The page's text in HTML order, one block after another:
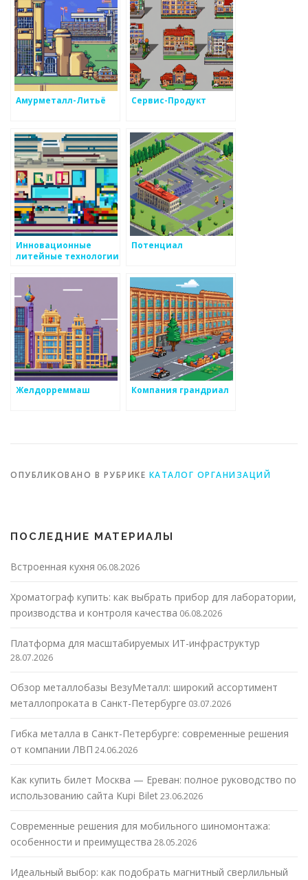
Амурметалл-Литьё Сервис-Продукт
Инновационные
литейные технологии
Потенциал
Желдорреммаш Компания грандриал
ОПУБЛИКОВАНО В РУБРИКЕ КАТАЛОГ ОРГАНИЗАЦИЙ
ПОСЛЕДНИЕ МАТЕРИАЛЫ
Встроенная кухня 06.08.2026
Хроматограф купить: как выбрать прибор для лаборатории,
производства и контроля качества 06.08.2026
Платформа для масштабируемых ИТ-инфраструктур
28.07.2026
Обзор металлобазы ВезуМеталл: широкий ассортимент
металлопроката в Санкт-Петербурге 03.07.2026
Гибка металла в Санкт-Петербурге: современные решения
от компании ЛВП 24.06.2026
Как купить билет Москва — Ереван: полное руководство по
использованию сайта Kupi Bilet23.06.2026
Современные решения для мобильного шиномонтажа:
особенности и преимущества 28.05.2026
Идеальный выбор: как подобрать магнитный сверлильный